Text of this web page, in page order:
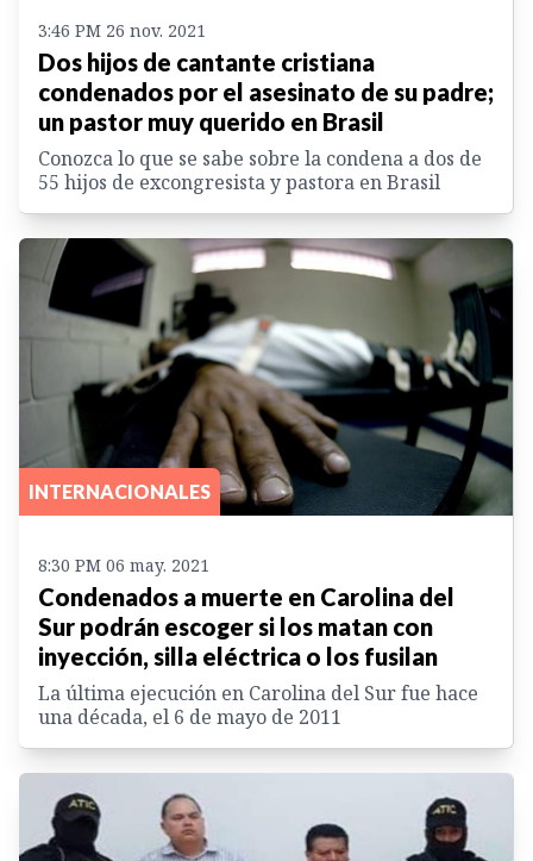
3:46 PM 26 nov. 2021
Dos hijos de cantante cristiana
condenados por el asesinato de su padre;
un pastor muy querido en Brasil
Conozca lo que se sabe sobre la condena a dos de
55 hijos de excongresista y pastora en Brasil
INTERNACIONALES
8:30 PM 06 may. 2021
Condenados a muerte en Carolina del
Sur podrán escoger si los matan con
inyección, silla eléctrica o los fusilan
La última ejecución en Carolina del Sur fue hace
una década, el 6 de mayo de 2011